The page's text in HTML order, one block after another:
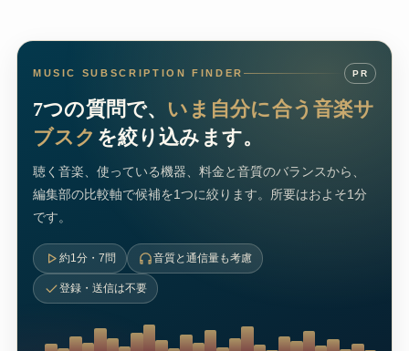
MUSIC SUBSCRIPTION FINDER PR
7つの質問で、 いま自分に合う音楽サ
ブスク を絞り込みます。
聴く音楽、使っている機器、料金と音質のバランスから、
編集部の比較軸で候補を1つに絞ります。所要はおよそ1分
です。
約1分・7問 音質と通信量も考慮
登録・送信は不要